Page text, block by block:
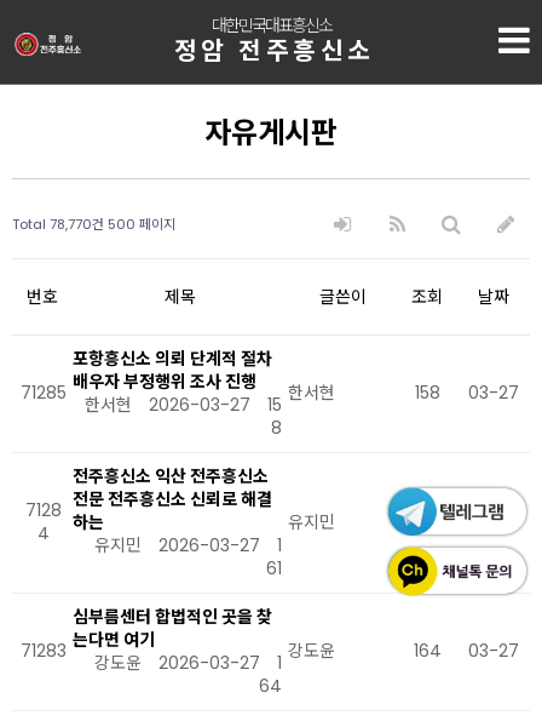
대한민국대표흥신소
정암 전주흥신소
자유게시판
Total 78,770건 500 페이지
번호 제목 글쓴이 조회 날짜
71285
포항흥신소 의뢰 단계적 절차
배우자 부정행위 조사 진행
한서현
2026-03-27
15
8
한서현 158 03-27
7128
4
전주흥신소 익산 전주흥신소
전문 전주흥신소 신뢰로 해결
하는
유지민
2026-03-27
1
61
유지민 161 03-27
71283
심부름센터 합법적인 곳을 찾
는다면 여기
강도윤
2026-03-27
1
64
강도윤 164 03-27